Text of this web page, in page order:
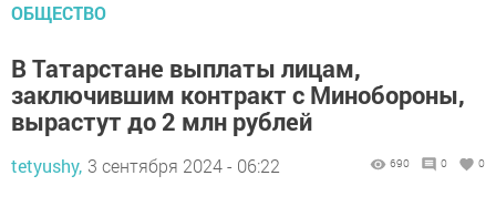
ОБЩЕСТВО
В Татарстане выплаты лицам,
заключившим контракт с Минобороны,
вырастут до 2 млн рублей
tetyushy, 3 сентября 2024 - 06:22 690 0 0